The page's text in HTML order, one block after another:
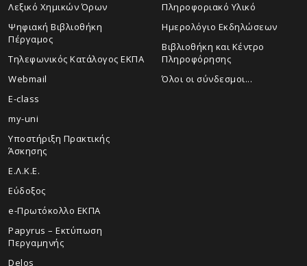
Λεξικό Χημικών Όρων
Ψηφιακή Βιβλιοθήκη
Πέργαμος
Τηλεφωνικός Κατάλογος ΕΚΠΑ
Webmail
E-class
my-uni
Υποστήριξη Πρακτικής
Άσκησης
Ε.Λ.Κ.Ε.
Εύδοξος
e-Πρωτόκολλο ΕΚΠΑ
Papyrus – Εκτύπωση
Περγαμηνής
Delos
Πληροφοριακό Υλικό
Ημερολόγιο Εκδηλώσεων
Βιβλιοθήκη και Κέντρο
Πληροφόρησης
Όλοι οι σύνδεσμοι...